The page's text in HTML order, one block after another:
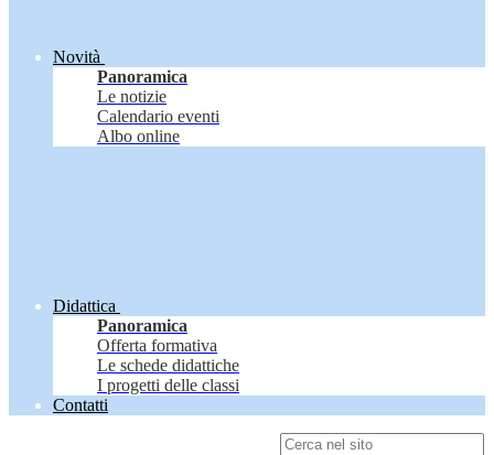
Novità
Panoramica
Le notizie
Calendario eventi
Albo online
Didattica
Panoramica
Offerta formativa
Le schede didattiche
I progetti delle classi
Contatti